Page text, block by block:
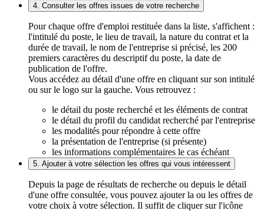
4. Consulter les offres issues de votre recherche
Pour chaque offre d'emploi restituée dans la liste, s'affichent :
l'intitulé du poste, le lieu de travail, la nature du contrat et la
durée de travail, le nom de l'entreprise si précisé, les 200
premiers caractères du descriptif du poste, la date de
publication de l'offre.
Vous accédez au détail d'une offre en cliquant sur son intitulé
ou sur le logo sur la gauche. Vous retrouvez :
le détail du poste recherché et les éléments de contrat
le détail du profil du candidat recherché par l'entreprise
les modalités pour répondre à cette offre
la présentation de l'entreprise (si présente)
les informations complémentaires le cas échéant
5. Ajouter à votre sélection les offres qui vous intéressent
Depuis la page de résultats de recherche ou depuis le détail
d'une offre consultée, vous pouvez ajouter la ou les offres de
votre choix à votre sélection. Il suffit de cliquer sur l'icône